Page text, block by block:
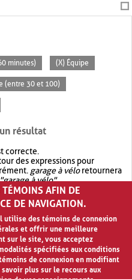
minutes) (X) Équipe
(entre 30 et 100)
résultat
correcte.
des expressions pour
garage à véloretournera
"garage à vélo".
avec OR.garage OR vélo
quegarage à vélo
AFIN DE
DE NAVIGATION.
utilise des témoins de connexion
et offrir une meilleure
sur le site, vous acceptez
spécifiées aux conditions
de connexion en modifiant
plus sur le recours aux